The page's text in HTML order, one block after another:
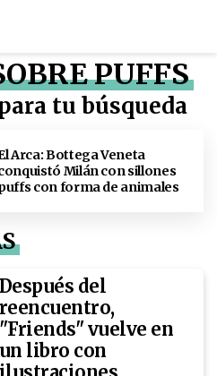
PUFFS
tu búsqueda
Arca: Bottega Veneta
Milán con sillones
con forma de animales
Después del
reencuentro,
"Friends" vuelve en
un libro con